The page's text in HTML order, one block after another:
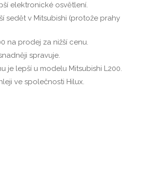
elektronické osvětlení.
sedět v Mitsubishi (protože prahy
na prodej za nižší cenu.
spravuje.
je lepší u modelu Mitsubishi L200.
ve společnosti Hilux.